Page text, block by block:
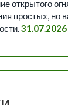
открытого
простых, но
31.07.2026